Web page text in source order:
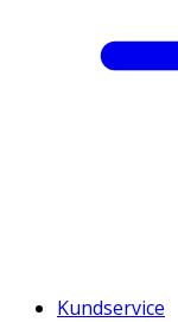
Kundservice